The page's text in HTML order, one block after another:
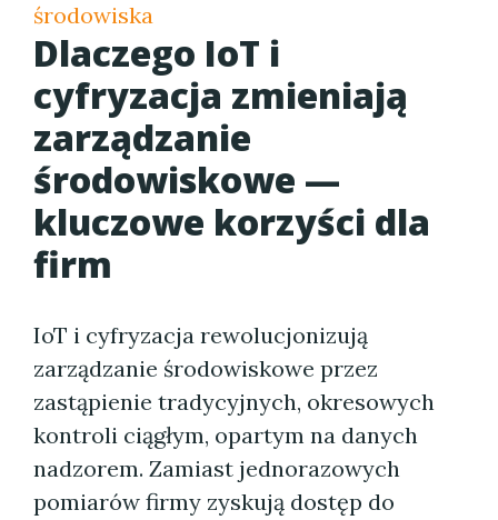
środowiska
Dlaczego IoT i
cyfryzacja zmieniają
zarządzanie
środowiskowe —
kluczowe korzyści dla
firm
IoT i cyfryzacja rewolucjonizują
zarządzanie środowiskowe przez
zastąpienie tradycyjnych, okresowych
kontroli ciągłym, opartym na danych
nadzorem. Zamiast jednorazowych
pomiarów firmy zyskują dostęp do